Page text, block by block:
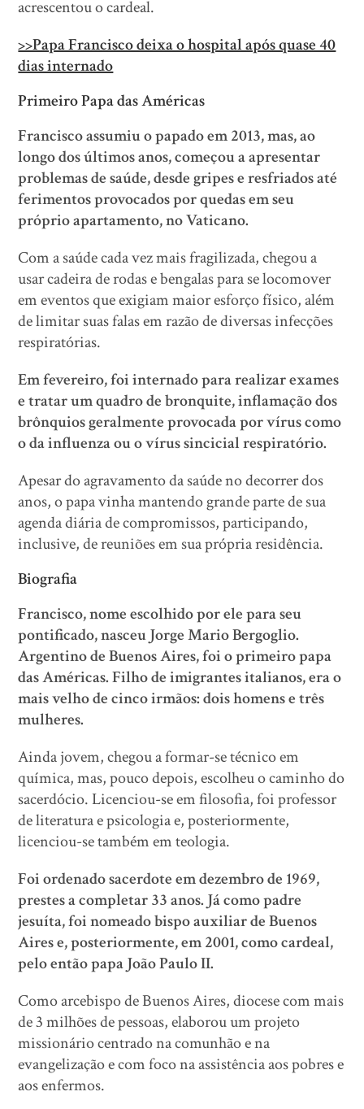
acrescentou o cardeal.
>>Papa Francisco deixa o hospital após quase 40
dias internado
Primeiro Papa das Américas
Francisco assumiu o papado em 2013, mas, ao
longo dos últimos anos, começou a apresentar
problemas de saúde, desde gripes e resfriados até
ferimentos provocados por quedas em seu
próprio apartamento, no Vaticano.
Com a saúde cada vez mais fragilizada, chegou a
usar cadeira de rodas e bengalas para se locomover
em eventos que exigiam maior esforço físico, além
de limitar suas falas em razão de diversas infecções
respiratórias.
Em fevereiro, foi internado para realizar exames
e tratar um quadro de bronquite, inflamação dos
brônquios geralmente provocada por vírus como
o da influenza ou o vírus sincicial respiratório.
Apesar do agravamento da saúde no decorrer dos
anos, o papa vinha mantendo grande parte de sua
agenda diária de compromissos, participando,
inclusive, de reuniões em sua própria residência.
Biografia
Francisco, nome escolhido por ele para seu
pontificado, nasceu Jorge Mario Bergoglio.
Argentino de Buenos Aires, foi o primeiro papa
das Américas. Filho de imigrantes italianos, era o
mais velho de cinco irmãos: dois homens e três
mulheres.
Ainda jovem, chegou a formar-se técnico em
química, mas, pouco depois, escolheu o caminho do
sacerdócio. Licenciou-se em filosofia, foi professor
de literatura e psicologia e, posteriormente,
licenciou-se também em teologia.
Foi ordenado sacerdote em dezembro de 1969,
prestes a completar 33 anos. Já como padre
jesuíta, foi nomeado bispo auxiliar de Buenos
Aires e, posteriormente, em 2001, como cardeal,
pelo então papa João Paulo II.
Como arcebispo de Buenos Aires, diocese com mais
de 3 milhões de pessoas, elaborou um projeto
missionário centrado na comunhão e na
evangelização e com foco na assistência aos pobres e
aos enfermos.